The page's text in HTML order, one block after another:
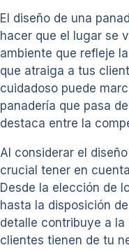
El diseño de una
hacer que el lugar se
ambiente que refleje
que atraiga a tus
cuidadoso puede
panadería que pasa
destaca entre la
Al considerar el
crucial tener en
Desde la elección de
hasta la disposición
detalle contribuye a
clientes tienen de tu